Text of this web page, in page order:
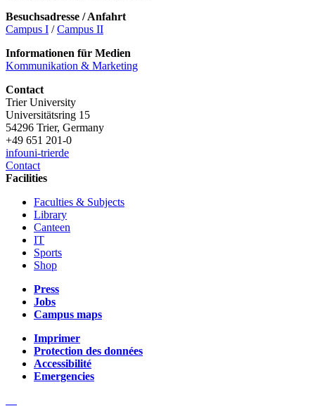
Besuchsadresse / Anfahrt
Campus I /Campus II
Informationen für Medien
Kommunikation & Marketing
Contact
Trier University
Universitätsring 15
54296 Trier, Germany
+49 651 201-0
infouni-trierde
Contact
Facilities
Faculties & Subjects
Library
Canteen
IT
Sports
Shop
Press
Jobs
Campus maps
Imprimer
Protection des données
Accessibilité
Emergencies